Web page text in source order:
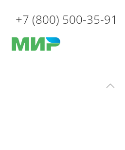
+7 (800) 500-35-91